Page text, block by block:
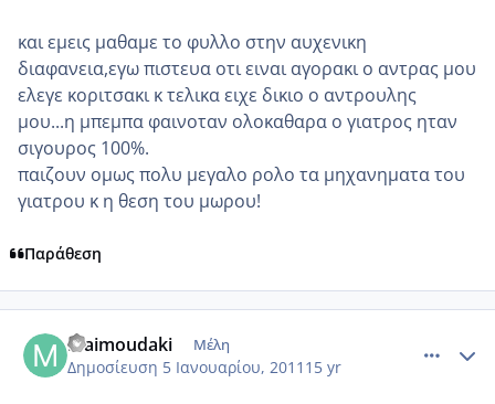
και εμεις μαθαμε το φυλλο στην αυχενικη
διαφανεια,εγω πιστευα οτι ειναι αγορακι ο αντρας μου
ελεγε κοριτσακι κ τελικα ειχε δικιο ο αντρουλης
μου...η μπεμπα φαινοταν ολοκαθαρα ο γιατρος ηταν
σιγουρος 100%.
παιζουν ομως πολυ μεγαλο ρολο τα μηχανηματα του
γιατρου κ η θεση του μωρου!
Παράθεση
Maimoudaki Μέλη
Δημοσίευση 5 Ιανουαρίου, 2011 15 yr